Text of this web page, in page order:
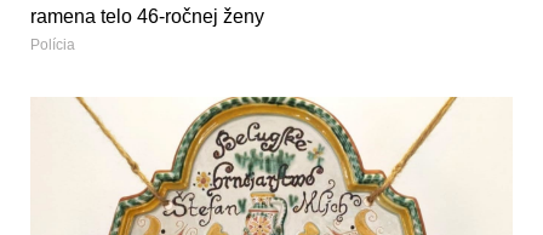
ramena telo 46-ročnej ženy
Polícia